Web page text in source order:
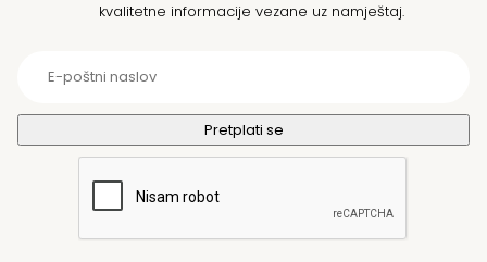
kvalitetne informacije vezane uz namještaj.